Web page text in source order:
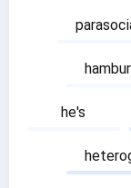
he's